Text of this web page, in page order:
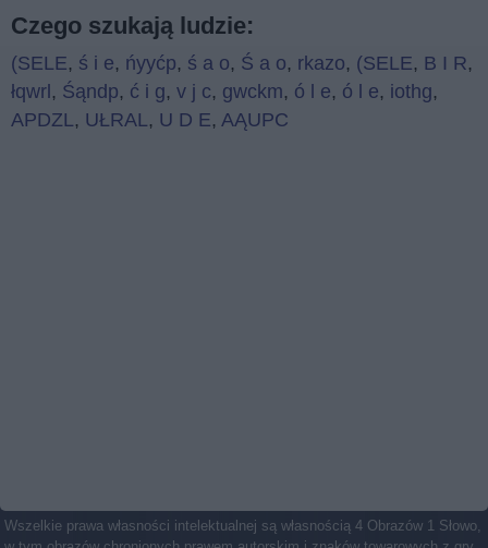
Czego szukają ludzie:
(SELE, ś i e, ńyyćp, ś a o, Ś a o, rkazo, (SELE, B I R,
łqwrl , Śąndp, ć i g, v j c, gwckm, ó l e, ó l e, iothg,
APDZL, UŁRAL, U D E, AĄUPC
Wszelkie prawa własności intelektualnej są własnością 4 Obrazów 1 Słowo,